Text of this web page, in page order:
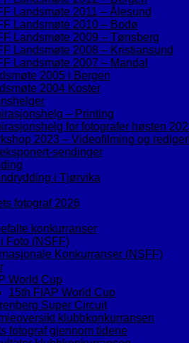
Landsmøte 2011 – Ålesund
Landsmøte 2010 – Bodø
Landsmøte 2009 – Tønsberg
Landsmøte 2008 – Kristiansund
Landsmøte 2007 – Mandal
2005 i Bergen
2004 Koster
– Printing
for fotografer høsten
2023 – Videofilming og
sendinger
i Tjørvika
fotograf 2026
konkurranser
Foto (NSFF)
Konkurranser (NSFF)
World Cup
15th FIAP World Cup
Super Circuit
klubbkonkurransen
fotograf gjennom tidene